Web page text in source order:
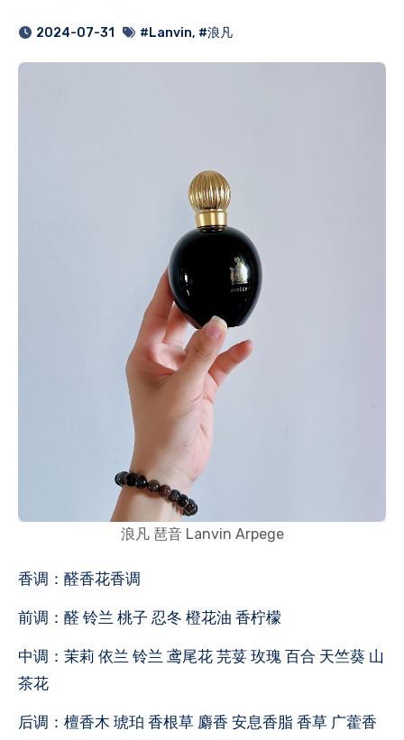
2024-07-31 #Lanvin, #浪凡
浪凡 琶音 Lanvin Arpege
香调：醛香花香调
前调：醛 铃兰 桃子 忍冬 橙花油 香柠檬
中调：茉莉 依兰 铃兰 鸢尾花 芫荽 玫瑰 百合 天竺葵 山
茶花
后调：檀香木 琥珀 香根草 麝香 安息香脂 香草 广藿香